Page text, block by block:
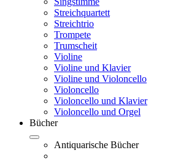
Streichquartett
Streichtrio
Trompete
Trumscheit
Violine
Violine und Klavier
Violine und Violoncello
Violoncello
Violoncello und Klavier
Violoncello und Orgel
Bücher
Antiquarische Bücher